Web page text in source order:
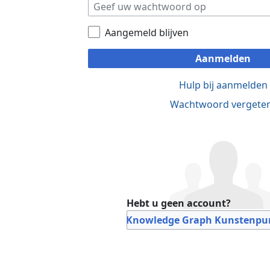
Aangemeld blijven
Aanmelden
Hulp bij aanmelden
Wachtwoord
Hebt u geen account?
Bij Knowledge Graph